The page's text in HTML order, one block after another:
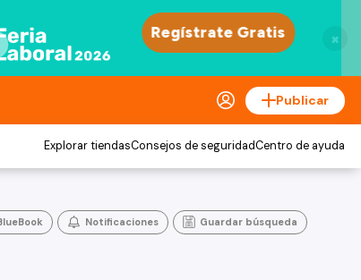
×
Publicar
Explorar tiendasConsejos de seguridadCentro de ayuda
Notificaciones Guardar búsqueda